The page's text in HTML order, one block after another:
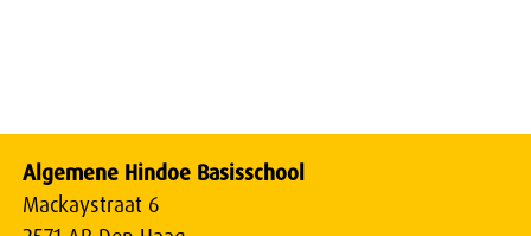
Algemene Hindoe Basisschool
Mackaystraat 6